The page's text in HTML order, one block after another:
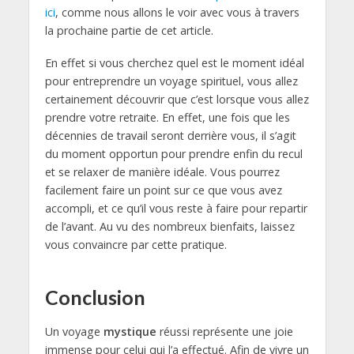
ici, comme nous allons le voir avec vous à travers
la prochaine partie de cet article.
En effet si vous cherchez quel est le moment idéal
pour entreprendre un voyage spirituel, vous allez
certainement découvrir que c’est lorsque vous allez
prendre votre retraite. En effet, une fois que les
décennies de travail seront derrière vous, il s’agit
du moment opportun pour prendre enfin du recul
et se relaxer de manière idéale. Vous pourrez
facilement faire un point sur ce que vous avez
accompli, et ce qu’il vous reste à faire pour repartir
de l’avant. Au vu des nombreux bienfaits, laissez
vous convaincre par cette pratique.
Conclusion
Un voyage mystique réussi représente une joie
immense pour celui qui l’a effectué. Afin de vivre un